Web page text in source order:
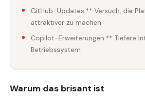
GitHub-Updates:** Versuch, die
attraktiver zu machen
Copilot-Erweiterungen:** Tiefere
Betriebssystem
Warum das brisant ist